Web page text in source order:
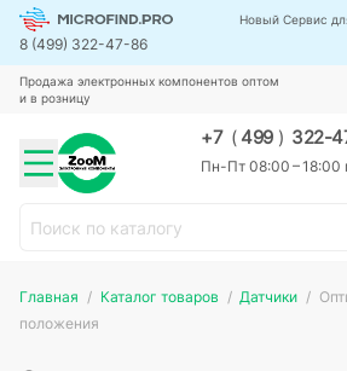
Новый Сервис
8 (499) 322-47-86
Продажа электронных компонентов оптом
и в розницу
+7 (499 ) 322-
Пн-Пт 08:00 –
Главная Каталог товаров Датчики
положения